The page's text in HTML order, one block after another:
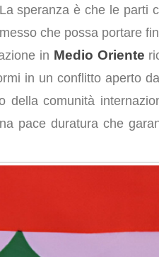
speranza è che le parti
che possa portare
in Medio Oriente
in un conflitto aperto
della comunità
pace duratura che